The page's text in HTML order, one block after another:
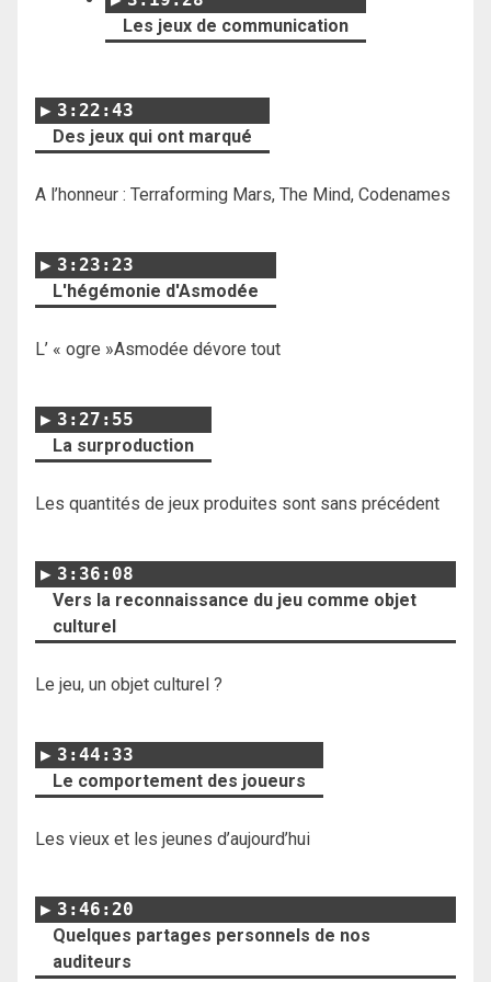
Les jeux de communication
3:22:43
Des jeux qui ont marqué
A l’honneur : Terraforming Mars, The Mind, Codenames
3:23:23
L'hégémonie d'Asmodée
L’ « ogre »Asmodée dévore tout
3:27:55
La surproduction
Les quantités de jeux produites sont sans précédent
3:36:08
Vers la reconnaissance du jeu comme objet
culturel
Le jeu, un objet culturel ?
3:44:33
Le comportement des joueurs
Les vieux et les jeunes d’aujourd’hui
3:46:20
Quelques partages personnels de nos
auditeurs